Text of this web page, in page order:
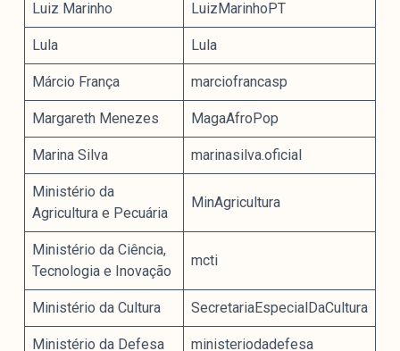
Luiz Marinho LuizMarinhoPT
Lula Lula
Márcio França marciofrancasp
Margareth Menezes MagaAfroPop
Marina Silva marinasilva.oficial
Ministério da
Agricultura e Pecuária
MinAgricultura
Ministério da Ciência,
Tecnologia e Inovação
mcti
Ministério da Cultura SecretariaEspecialDaCultura
Ministério da Defesa ministeriodadefesa